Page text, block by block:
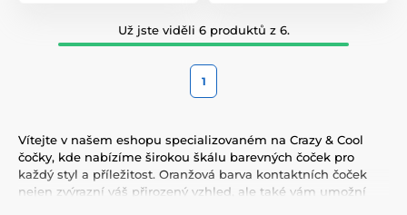
Už jste viděli 6 produktů z 6.
1
Vítejte v našem eshopu specializovaném na Crazy & Cool
čočky, kde nabízíme širokou škálu barevných čoček pro
každý styl a příležitost. Oranžová barva kontaktních čoček
nejen zvýrazní váš přirozený vzhled, ale také vám umožní